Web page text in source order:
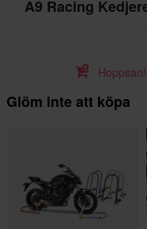
A9 Racing
Glöm inte att köpa